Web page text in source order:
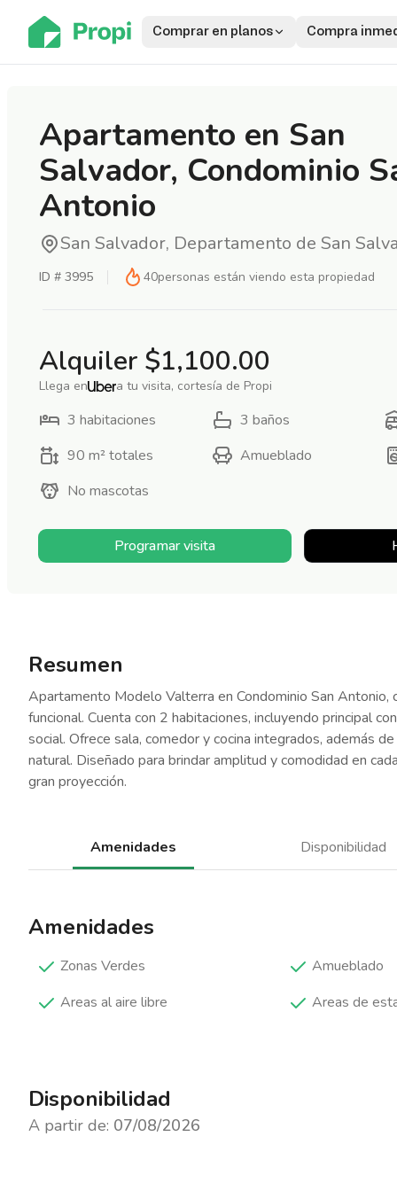
Comprar en planos Compra
Apartamento en San
Salvador, Condominio
Antonio
San Salvador, Departamento de San
ID # 3995 40personas están viendo esta propiedad
Alquiler $1,100.00
Llega en a tu visita, cortesía de Propi
3 habitaciones 3 baños
90 m²totales Amueblado
No mascotas
Programar visita
Resumen
Apartamento Modelo Valterra en Condominio San Antonio,
funcional. Cuenta con 2 habitaciones, incluyendo principal
social. Ofrece sala, comedor y cocina integrados, además
natural. Diseñado para brindar amplitud y comodidad en
gran proyección.
Amenidades Disponibilidad
Amenidades
Zonas Verdes Amueblado
Areas al aire libre
Areas de
Disponibilidad
A partir de: 07/08/2026